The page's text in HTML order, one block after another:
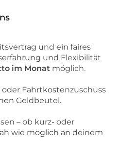
und ein faires
und Flexibilität
im Monat möglich.
Fahrtkostenzuschuss
Geldbeutel.
– ob kurz- oder
wie möglich an deinem